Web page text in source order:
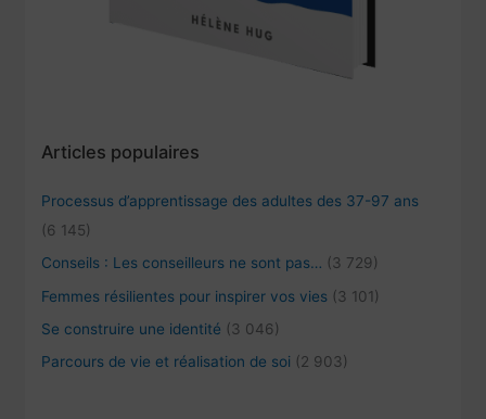
Articles populaires
Processus d’apprentissage des adultes des 37-97 ans
(6 145)
Conseils : Les conseilleurs ne sont pas… (3 729)
Femmes résilientes pour inspirer vos vies (3 101)
Se construire une identité (3 046)
Parcours de vie et réalisation de soi (2 903)